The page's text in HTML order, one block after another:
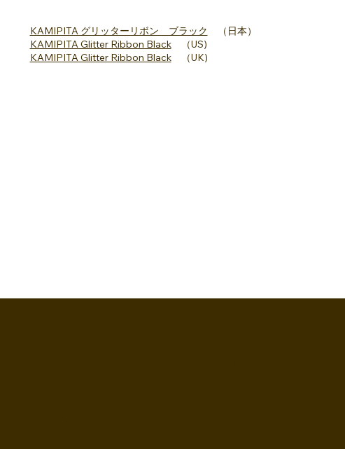
KAMIPITA グリッターリボン ブラック （日本）
KAMIPITA Glitter Ribbon Black（US)
KAMIPITA Glitter Ribbon Black（UK)